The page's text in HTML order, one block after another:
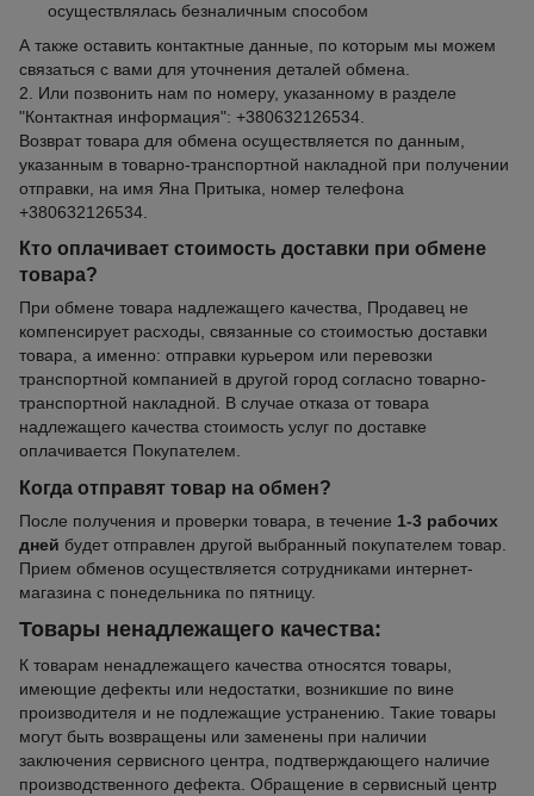
осуществлялась безналичным способом
А также оставить контактные данные, по которым мы можем
связаться с вами для уточнения деталей обмена.
2. Или позвонить нам по номеру, указанному в разделе
"Контактная информация": +380632126534.
Возврат товара для обмена осуществляется по данным,
указанным в товарно-транспортной накладной при получении
отправки, на имя Яна Притыка, номер телефона
+380632126534.
Кто оплачивает стоимость доставки при обмене
товара?
При обмене товара надлежащего качества, Продавец не
компенсирует расходы, связанные со стоимостью доставки
товара, а именно: отправки курьером или перевозки
транспортной компанией в другой город согласно товарно-
транспортной накладной. В случае отказа от товара
надлежащего качества стоимость услуг по доставке
оплачивается Покупателем.
Когда отправят товар на обмен?
После получения и проверки товара, в течение 1-3 рабочих
дней будет отправлен другой выбранный покупателем товар.
Прием обменов осуществляется сотрудниками интернет-
магазина с понедельника по пятницу.
Товары ненадлежащего качества:
К товарам ненадлежащего качества относятся товары,
имеющие дефекты или недостатки, возникшие по вине
производителя и не подлежащие устранению. Такие товары
могут быть возвращены или заменены при наличии
заключения сервисного центра, подтверждающего наличие
производственного дефекта. Обращение в сервисный центр